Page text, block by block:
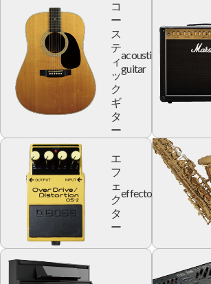
コ
ー
ス
テ
ィ
ッ
ク
ギ
タ
ー
acoustic
guitar
エ
フ
ェ
ク
タ
ー
effector